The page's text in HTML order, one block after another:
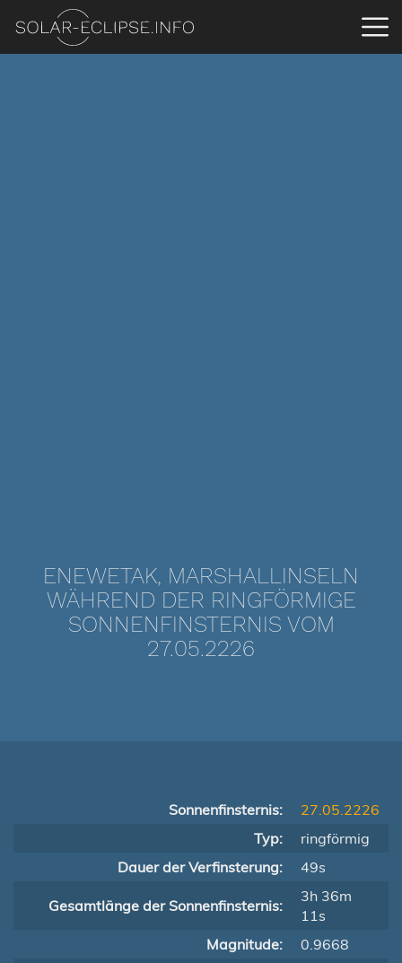
ENEWETAK, MARSHALLINSELN
WÄHREND DER RINGFÖRMIGE
SONNENFINSTERNIS VOM
27.05.2226
Sonnenfinsternis:
27.05.2226
Typ:
ringförmig
Dauer der Verfinsterung:
49s
Gesamtlänge der Sonnenfinsternis:
3h 36m
11s
Magnitude:
0.9668